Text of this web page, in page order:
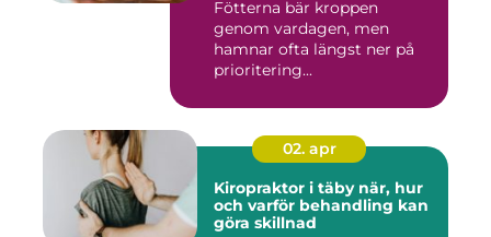
Fötterna bär kroppen
genom vardagen, men
hamnar ofta längst ner på
prioritering...
02. apr
Kiropraktor i täby när, hur
och varför behandling kan
göra skillnad